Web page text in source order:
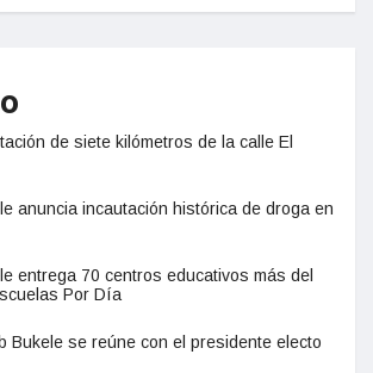
de siete kilómetros de la calle El
anuncia incautación histórica de droga en
entrega 70 centros educativos más del
Por Día
Bukele se reúne con el presidente electo